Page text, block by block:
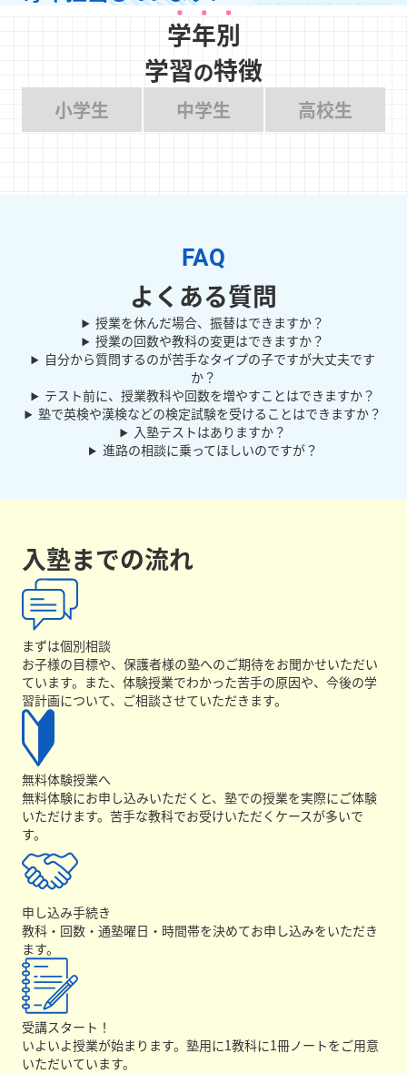
学年別
学習の特徴
小学生 中学生 高校生
よくある質問
授業を休んだ場合、振替はできますか？
授業の回数や教科の変更はできますか？
自分から質問するのが苦手なタイプの子ですが大丈夫です
か？
テスト前に、授業教科や回数を増やすことはできますか？
塾で英検や漢検などの検定試験を受けることはできますか？
入塾テストはありますか？
進路の相談に乗ってほしいのですが？
入塾までの流れ
まずは個別相談
お子様の目標や、保護者様の塾へのご期待をお聞かせいただい
ています。また、体験授業でわかった苦手の原因や、今後の学
習計画について、ご相談させていただきます。
無料体験授業へ
無料体験にお申し込みいただくと、塾での授業を実際にご体験
いただけます。苦手な教科でお受けいただくケースが多いで
す。
申し込み手続き
教科・回数・通塾曜日・時間帯を決めてお申し込みをいただき
ます。
受講スタート！
いよいよ授業が始まります。塾用に1教科に1冊ノートをご用意
いただいています。